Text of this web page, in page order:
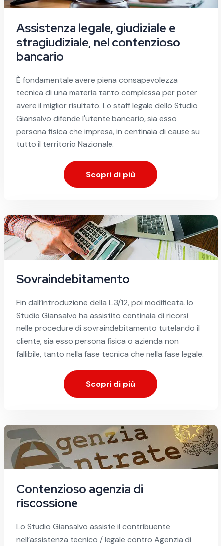
Assistenza legale, giudiziale e
stragiudiziale, nel contenzioso
bancario
È fondamentale avere piena consapevolezza
tecnica di una materia tanto complessa per poter
avere il miglior risultato. Lo staff legale dello Studio
Giansalvo difende l'utente bancario, sia esso
persona fisica che impresa, in centinaia di cause su
tutto il territorio Nazionale.
Scopri di più
Sovraindebitamento
Fin dall’introduzione della L.3/12, poi modificata, lo
Studio Giansalvo ha assistito centinaia di ricorsi
nelle procedure di sovraindebitamento tutelando il
cliente, sia esso persona fisica o azienda non
fallibile, tanto nella fase tecnica che nella fase legale.
Scopri di più
Contenzioso agenzia di
riscossione
Lo Studio Giansalvo assiste il contribuente
nell’assistenza tecnico / legale contro Agenzia di